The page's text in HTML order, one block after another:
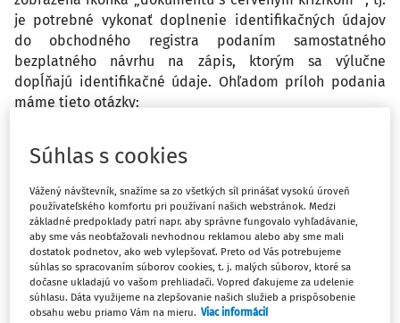
je potrebné vykonať doplnenie identifikačných údajov
do obchodného registra podaním samostatného
bezplatného návrhu na zápis, ktorým sa výlučne
dopĺňajú identifikačné údaje. Ohľadom príloh podania
máme tieto otázky:
1., Ak podáva tento návrh konateľ a ak je konateľ súčasne
potrebné prikladať nič. Ak podáva návrh konateľ, ktorý je
aj spoločníkom, ale podáva aj doplnenie ohľadne
rodného čísla pre ostatných 3 spoločníkov, treba doložiť
prílohu? Prípadne, kto dáva plnomocenstvo a čestné
vyhlásenie v tomto prípade konateľovi, ktorý podáva
návrh? (konateľ? Spoločník? Všetci ostatní konatelia?
Všetci ostatní spoločníci?)
Súhlas s cookies
Vážený návštevník, snažíme sa zo všetkých síl prinášať vysokú úroveň
používateľského komfortu pri používaní našich webstránok. Medzi
základné predpoklady patrí napr. aby správne fungovalo vyhľadávanie,
aby sme vás neobťažovali nevhodnou reklamou alebo aby sme mali
dostatok podnetov, ako web vylepšovať. Preto od Vás potrebujeme
súhlas so spracovaním súborov cookies, t. j. malých súborov, ktoré sa
dočasne ukladajú vo vašom prehliadači. Vopred ďakujeme za udelenie
súhlasu. Dáta využijeme na zlepšovanie našich služieb a prispôsobenie
obsahu webu priamo Vám na mieru. Viac informácií